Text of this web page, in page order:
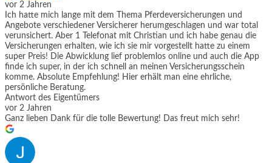
vor 2 Jahren
Ich hatte mich lange mit dem Thema Pferdeversicherungen und
Angebote verschiedener Versicherer herumgeschlagen und war total
verunsichert. Aber 1 Telefonat mit Christian und ich habe genau die
Versicherungen erhalten, wie ich sie mir vorgestellt hatte zu einem
super Preis! Die Abwicklung lief problemlos online und auch die App
finde ich super, in der ich schnell an meinen Versicherungsschein
komme. Absolute Empfehlung! Hier erhält man eine ehrliche,
persönliche Beratung.
Antwort des Eigentümers
vor 2 Jahren
Ganz lieben Dank für die tolle Bewertung! Das freut mich sehr!